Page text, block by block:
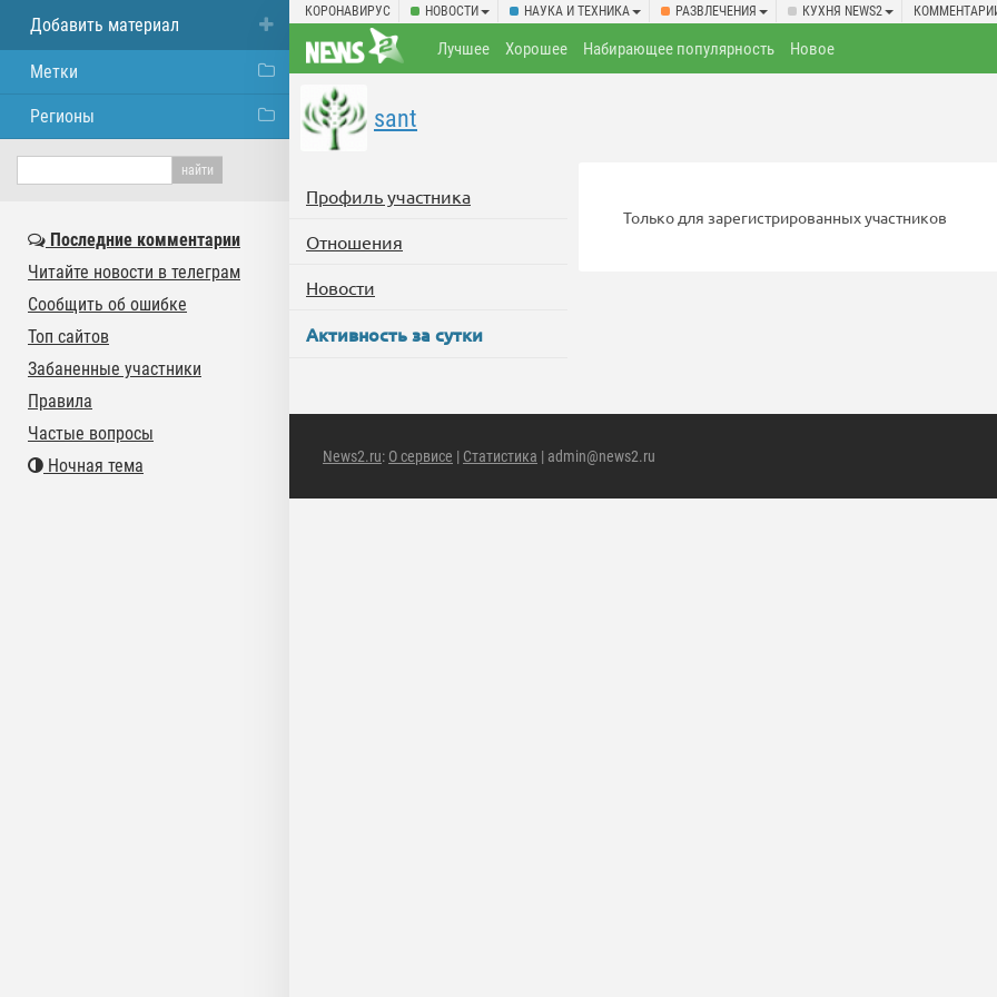
КОРОНАВИРУС НОВОСТИ НАУКА И ТЕХНИКА РАЗВЛЕЧЕНИЯ КУХНЯ NEWS2
Лучшее Хорошее Набирающее популярность Новое
sant
Профиль участника
Отношения
Новости
Активность за сутки
Только для зарегистрированных участников
News2.ru: О сервисе | Статистика | admin@news2.ru
Добавить материал
Метки
Регионы
Последние комментарии
Читайте новости в телеграм
Сообщить об ошибке
Топ сайтов
Забаненные участники
Правила
Частые вопросы
Ночная тема